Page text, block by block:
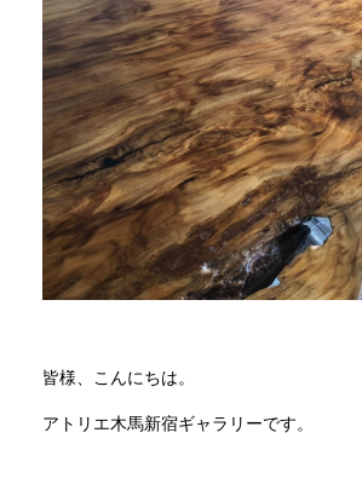
MOKUBA について
商品情報
直営店
イベント
全商品一覧
皆様、こんにちは。
アトリエ木馬新宿ギャラリーです。